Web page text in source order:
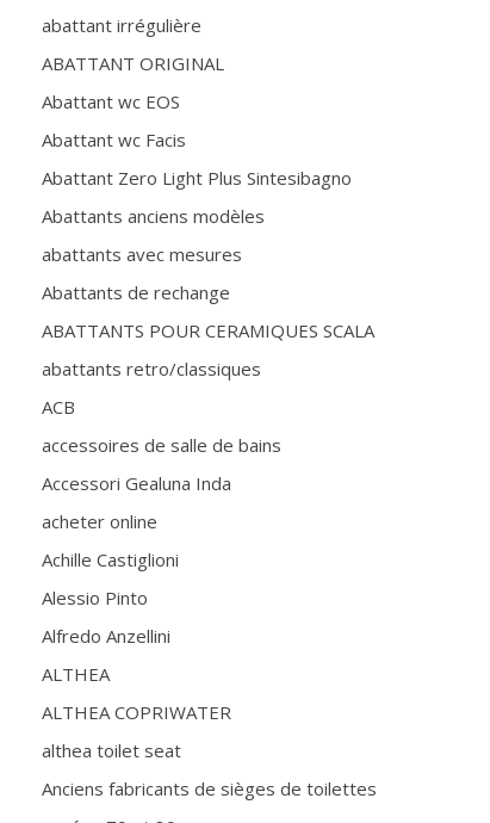
abattant irrégulière
ABATTANT ORIGINAL
Abattant wc EOS
Abattant wc Facis
Abattant Zero Light Plus Sintesibagno
Abattants anciens modèles
abattants avec mesures
Abattants de rechange
ABATTANTS POUR CERAMIQUES SCALA
abattants retro/classiques
ACB
accessoires de salle de bains
Accessori Gealuna Inda
acheter online
Achille Castiglioni
Alessio Pinto
Alfredo Anzellini
ALTHEA
ALTHEA COPRIWATER
althea toilet seat
Anciens fabricants de sièges de toilettes